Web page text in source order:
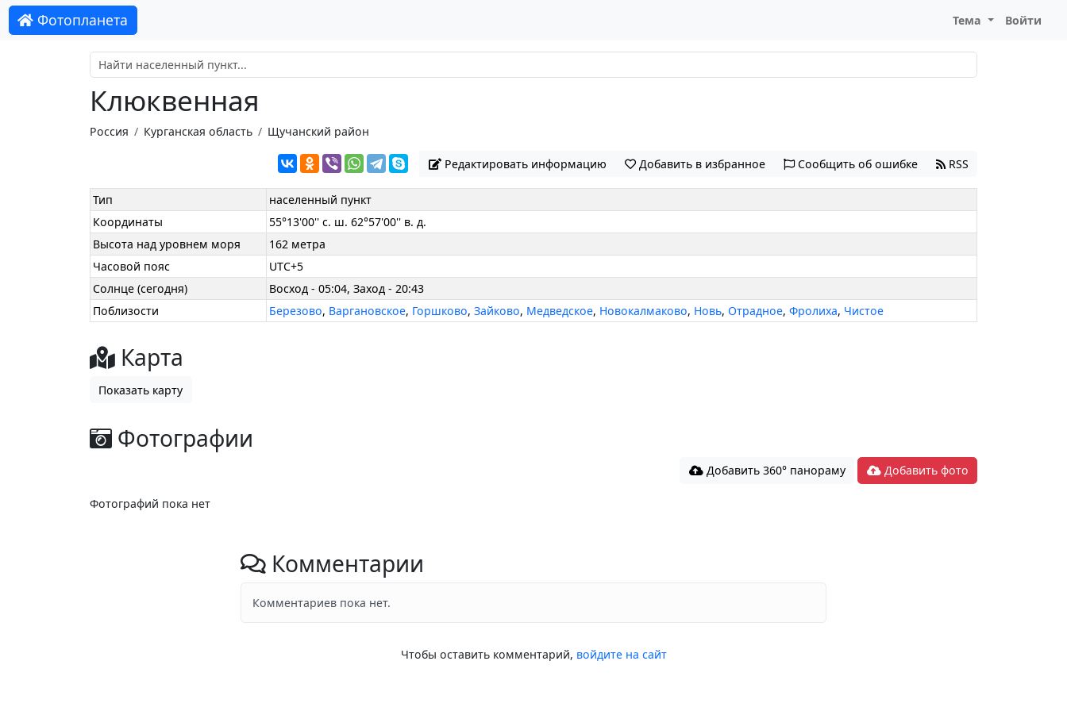
Фотопланета Тема Войти
Клюквенная
Россия Курганская область Щучанский район
Редактировать информацию Добавить в избранное Сообщить об ошибке RSS
Тип
населенный пункт
Координаты
55°13'00'' с. ш. 62°57'00'' в. д.
Высота над уровнем моря
162 метра
Часовой пояс
UTC+5
Солнце (сегодня)
Восход - 05:04, Заход - 20:43
Поблизости
Березово, Варгановское, Горшково,Зайково, Медведское, Новокалмаково, Новь,Отрадное,Фролиха, Чистое
Карта
Показать карту
Фотографии
Добавить 360° панораму Добавить фото
Фотографий пока нет
Комментарии
Комментариев пока нет.
Чтобы оставить комментарий, войдите на сайт